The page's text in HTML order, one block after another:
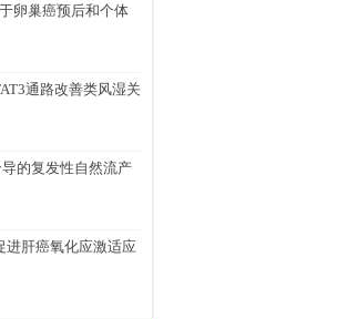
卵巢癌预后和个体
通路改善类风湿关
的复发性自然流产
进肝癌氧化应激适应